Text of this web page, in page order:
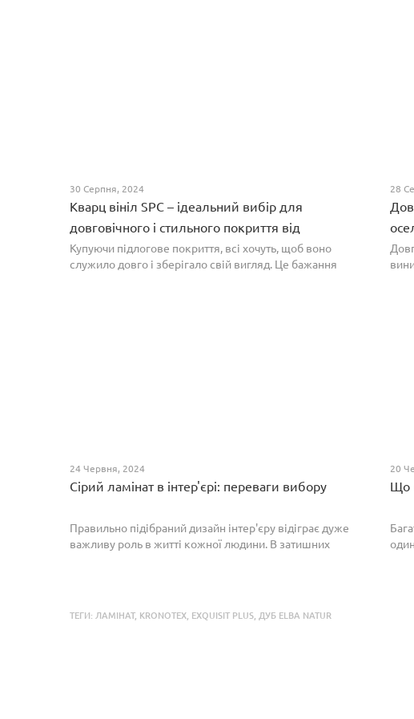
30 Серпня, 2024
Кварц вініл SPC – ідеальний вибір для
довговічного і стильного покриття від
PROFLOOR
Купуючи підлогове покриття, всі хочуть, щоб воно
служило довго і зберігало свій вигляд. Це бажання
28
24 Червня, 2024
Сірий ламінат в інтер'єрі: переваги вибору
Правильно підібраний дизайн інтер'єру відіграє дуже
важливу роль в житті кожної людини. В затишних
20
Що
ТЕГИ: ЛАМІНАТ, KRONOTEX EXQUISIT PLUS ДУБ ELBA NATUR